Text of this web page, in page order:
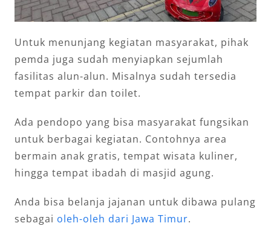
Untuk menunjang kegiatan masyarakat, pihak
pemda juga sudah menyiapkan sejumlah
fasilitas alun-alun. Misalnya sudah tersedia
tempat parkir dan toilet.
Ada pendopo yang bisa masyarakat fungsikan
untuk berbagai kegiatan. Contohnya area
bermain anak gratis, tempat wisata kuliner,
hingga tempat ibadah di masjid agung.
Anda bisa belanja jajanan untuk dibawa pulang
sebagai oleh-oleh dari Jawa Timur.